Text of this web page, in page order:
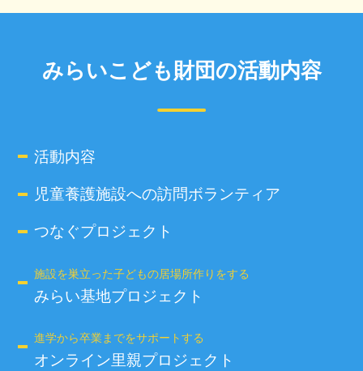
みらいこども財団の活動内容
活動内容
児童養護施設への訪問ボランティア
つなぐプロジェクト
施設を巣立った子どもの居場所作りをする
みらい基地プロジェクト
進学から卒業までをサポートする
オンライン里親プロジェクト